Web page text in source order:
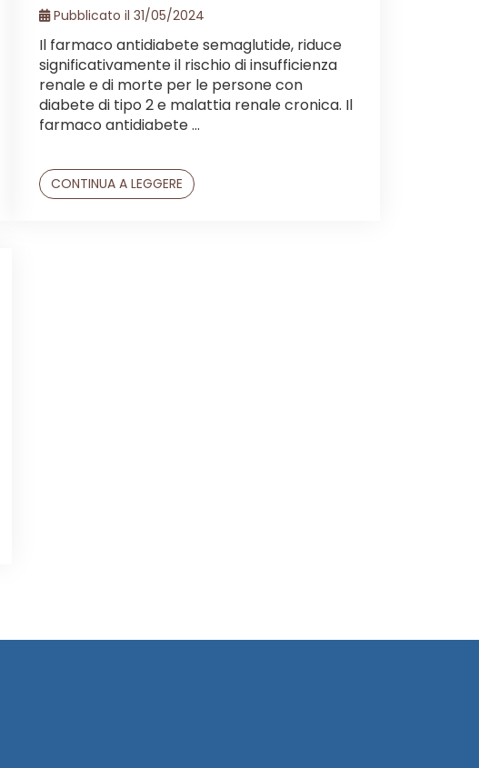
Pubblicato il 31/05/2024
Il farmaco antidiabete semaglutide, riduce
significativamente il rischio di insufficienza
renale e di morte per le persone con
diabete di tipo 2 e malattia renale cronica. Il
farmaco antidiabete ...
CONTINUA A LEGGERE